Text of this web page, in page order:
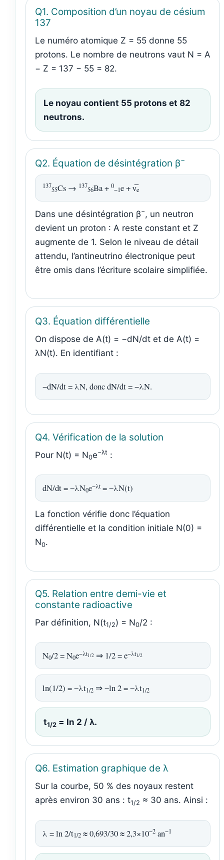
Q1. Composition d’un noyau de césium
137
Le numéro atomique Z = 55 donne 55
protons. Le nombre de neutrons vaut N = A
− Z = 137 − 55 = 82.
Le noyau contient 55 protons et 82
neutrons.
Q2. Équation de désintégration β−
13755Cs → 13756Ba + 0−1e + ν̅e
Dans une désintégration β−, un neutron
devient un proton : A reste constant et Z
augmente de 1. Selon le niveau de détail
attendu, l’antineutrino électronique peut
être omis dans l’écriture scolaire simplifiée.
Q3. Équation différentielle
On dispose de A(t) = −dN/dt et de A(t) =
λN(t). En identifiant :
−dN/dt = λN, donc dN/dt = −λN.
Q4. Vérification de la solution
Pour N(t) = N0e−λt :
dN/dt = −λN0e−λt= −λN(t)
La fonction vérifie donc l’équation
différentielle et la condition initiale N(0) =
N0.
Q5. Relation entre demi-vie et
constante radioactive
Par définition, N(t1/2) = N0/2 :
N0/2 = N0e−λt1/2 ⇒ 1/2 = e−λt1/2
ln(1/2) = −λt1/2 ⇒ −ln 2 = −λt1/2
t1/2 = ln 2 / λ.
Q6. Estimation graphique de λ
Sur la courbe, 50 % des noyaux restent
après environ 30 ans : t1/2 ≈ 30 ans. Ainsi :
λ = ln 2/t1/2 ≈ 0,693/30 ≈ 2,3×10−2 an−1